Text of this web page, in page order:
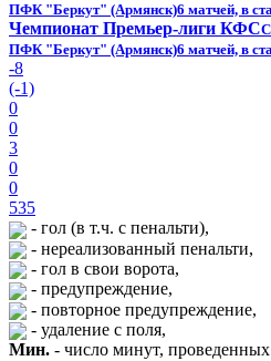
ПФК "Беркут" (Армянск)6 матчей, в
Чемпионат Премьер-лиги КФС
ПФК "Беркут" (Армянск)6 матчей, в
-8
(-1)
0
0
3
0
0
535
- гол (в т.ч. с пенальти),
- нереализованный пенальти,
- гол в свои ворота,
- предупреждение,
- повторное предупреждение,
- удаление с поля,
Мин. - число минут,